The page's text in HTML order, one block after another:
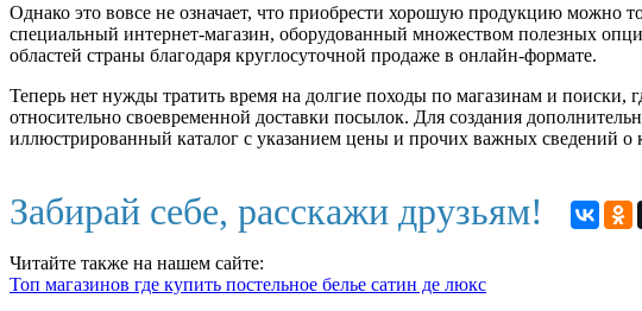
Однако это вовсе не означает, что приобрести хорошую продукцию можно
специальный интернет-магазин, оборудованный множеством полезных
областей страны благодаря круглосуточной продаже в онлайн-формате.
Теперь нет нужды тратить время на долгие походы по магазинам и поиски,
относительно своевременной доставки посылок. Для создания
иллюстрированный каталог с указанием цены и прочих важных сведений
Забирай себе, расскажи друзьям!
Читайте также на нашем сайте:
Топ магазинов где купить постельное белье сатин де люкс